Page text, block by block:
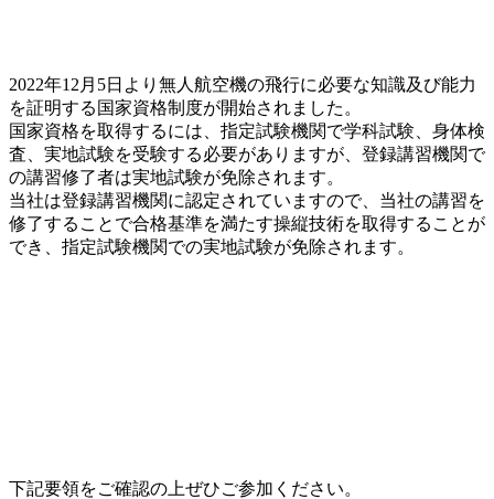
2022年12月5日より無人航空機の飛行に必要な知識及び能力
を証明する国家資格制度が開始されました。
国家資格を取得するには、指定試験機関で学科試験、身体検
査、実地試験を受験する必要がありますが、登録講習機関で
の講習修了者は実地試験が免除されます。
当社は登録講習機関に認定されていますので、当社の講習を
修了することで合格基準を満たす操縦技術を取得することが
でき、指定試験機関での実地試験が免除されます。
下記要領をご確認の上ぜひご参加ください。